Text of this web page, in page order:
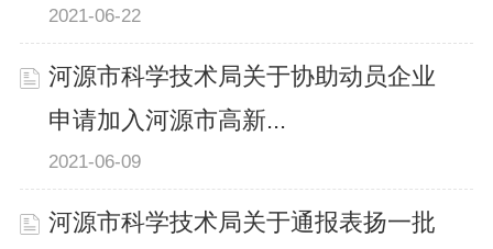
2021-06-22
河源市科学技术局关于协助动员企业
申请加入河源市高新...
2021-06-09
河源市科学技术局关于通报表扬一批